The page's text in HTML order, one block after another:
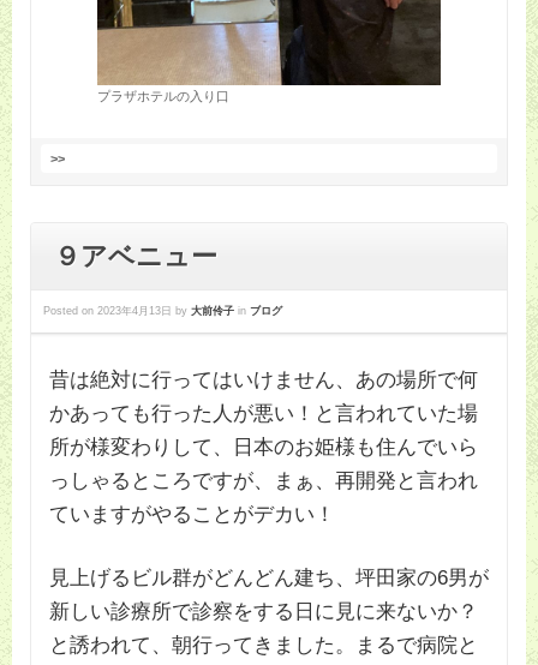
プラザホテルの入り口
>>
９アベニュー
Posted on 2023年4月13日 by 大前伶子 in ブログ
昔は絶対に行ってはいけません、あの場所で何
かあっても行った人が悪い！と言われていた場
所が様変わりして、日本のお姫様も住んでいら
っしゃるところですが、まぁ、再開発と言われ
ていますがやることがデカい！
見上げるビル群がどんどん建ち、坪田家の6男が
新しい診療所で診察をする日に見に来ないか？
と誘われて、朝行ってきました。まるで病院と